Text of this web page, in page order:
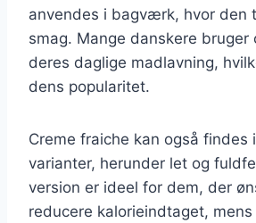
anvendes i bagværk, hvor den
smag. Mange danskere bruger
deres daglige madlavning,
dens popularitet.
Creme fraiche kan også findes
varianter, herunder let og
version er ideel for dem, der
reducere kalorieindtaget,